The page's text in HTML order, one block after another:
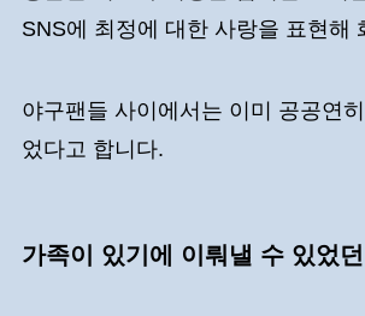
SNS에 최정에 대한 사랑을 표현해
야구팬들 사이에서는 이미 공공연
었다고 합니다.
가족이 있기에 이뤄낼 수 있었